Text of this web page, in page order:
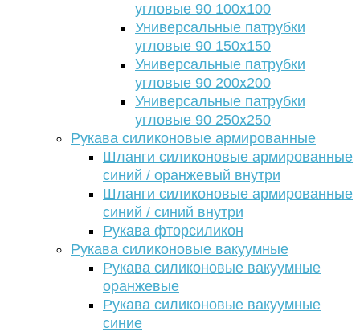
угловые 90 100х100
Универсальные патрубки
угловые 90 150х150
Универсальные патрубки
угловые 90 200х200
Универсальные патрубки
угловые 90 250х250
Рукава силиконовые армированные
Шланги силиконовые армированные
синий / оранжевый внутри
Шланги силиконовые армированные
синий / синий внутри
Рукава фторсиликон
Рукава силиконовые вакуумные
Рукава силиконовые вакуумные
оранжевые
Рукава силиконовые вакуумные
синие